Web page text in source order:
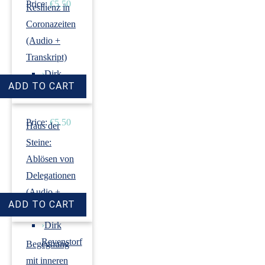
Price: €5.50
Resilienz in
Coronazeiten
(Audio +
Transkript)
›Dirk
Revenstorf
Price: €5.50
Haus der
Steine:
Ablösen von
Delegationen
(Audio +
Transkript)
›Dirk
Revenstorf
Begegnung
mit inneren